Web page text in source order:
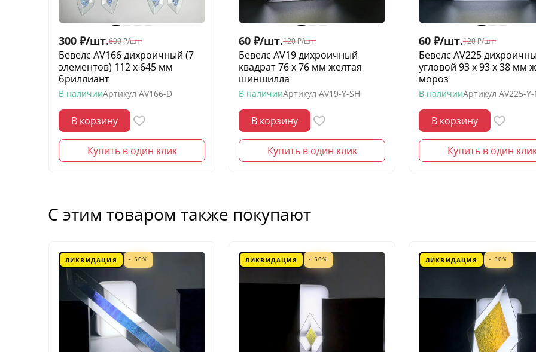
300 ₽/шт.600 ₽/шт.
Бевелс AV166 дихроичный (7
элементов) 112 х 645 мм
бриллиант
В наличииАртикул AV166-D
В корзину
Купить в один клик
60 ₽/шт.120 ₽/шт.
Бевелс AV19 дихроичный
квадрат 76 х 76 мм желтая
шиншилла
В наличииАртикул AV19-Y-SH
В корзину
Купить в один клик
60 ₽/шт.120 ₽/шт.
Бевелс AV225
угловой 93 х 93 х 38 мм
мороз
В наличииАртикул AV225-
В корзину
Купить в один
С этим товаром также покупают
ЛИКВИДАЦИЯ - 50% ЛИКВИДАЦИЯ - 50% ЛИКВИДАЦИЯ - 50%